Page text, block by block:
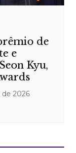
de
e
Kyu,
2026